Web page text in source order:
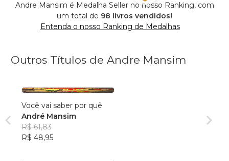
Andre Mansim é Medalha Seller no nosso Ranking, com
um total de 98 livros vendidos!
Entenda o nosso Ranking de Medalhas
Outros Títulos de Andre Mansim
Você vai saber por quê
André Mansim
R$ 61,83
R$ 48,95